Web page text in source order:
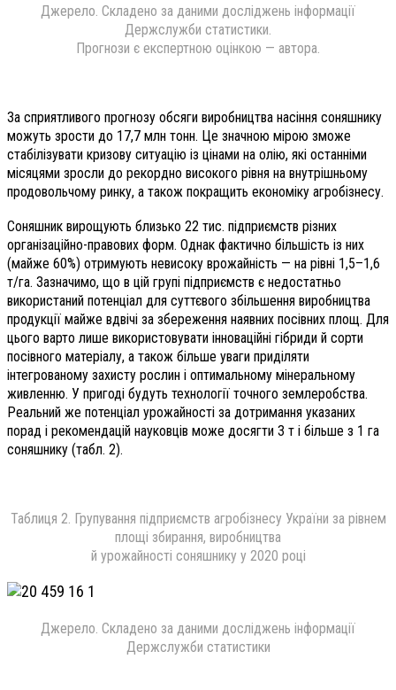
Джерело. Складено за даними досліджень інформації
Держслужби статистики.
Прогнози є експертною оцінкою — автора.
За сприятливого прогнозу обсяги виробництва насіння соняшнику
можуть зрости до 17,7 млн тонн. Це значною мірою зможе
стабілізувати кризову ситуацію із цінами на олію, які останніми
місяцями зросли до рекордно високого рівня на внутрішньому
продовольчому ринку, а також покращить економіку агробізнесу.
Соняшник вирощують близь­ко 22 тис. підприємств різних
організаційно-правових форм. Однак фактично більшість із них
(майже 60%) отримують невисоку врожайність — на рівні 1,5–1,6
т/га. Зазначимо, що в цій групі підприємств є недостатньо
використаний потенціал для суттєвого збільшення виробництва
продукції майже вдвічі за збереження наявних посівних площ. Для
цього варто лише використовувати інноваційні гібриди й сорти
посівного матеріалу, а також більше уваги приділяти
інтегрованому захисту рослин і оптимальному мінеральному
живленню. У пригоді будуть технології точного землеробства.
Реальний же потенціал урожайності за дотримання указаних
порад і рекомендацій науковців може досягти 3 т і більше з 1 га
соняшнику (табл. 2).
Таблиця 2. Групування підприємств агробізнесу України за рівнем
площі збирання, виробництва
й урожайності соняшнику у 2020 році
Джерело. Складено за даними досліджень інформації
Держслужби статистики